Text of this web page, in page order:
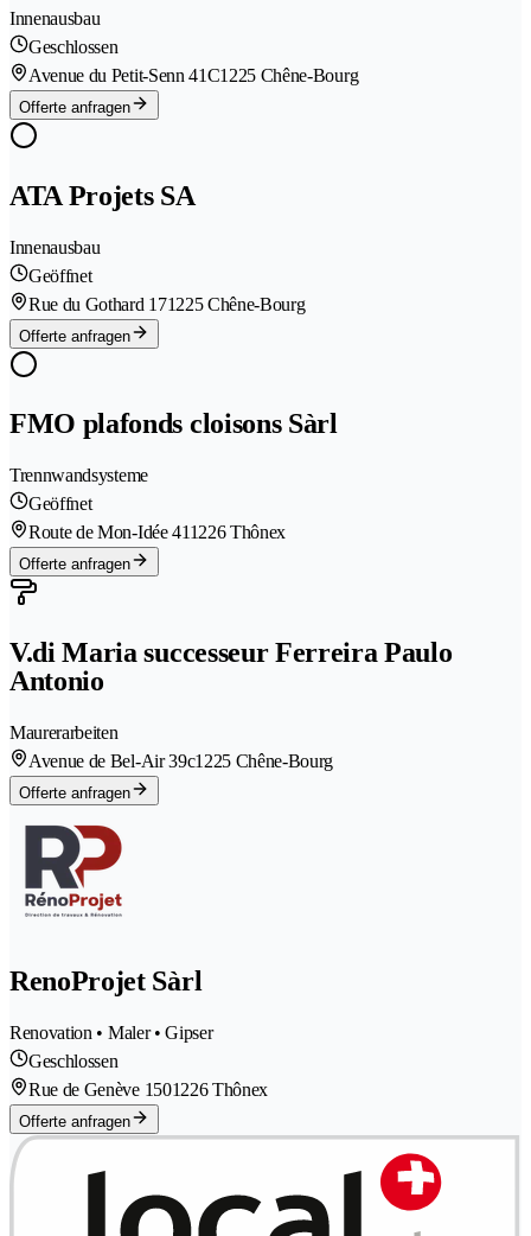
Innenausbau
Geschlossen
Avenue du Petit-Senn 41C1225 Chêne-Bourg
Offerte anfragen
ATA Projets SA
Innenausbau
Geöffnet
Rue du Gothard 171225 Chêne-Bourg
Offerte anfragen
FMO plafonds cloisons Sàrl
Trennwandsysteme
Geöffnet
Route de Mon-Idée 411226 Thônex
Offerte anfragen
V.di Maria successeur Ferreira Paulo
Antonio
Maurerarbeiten
Avenue de Bel-Air 39c1225 Chêne-Bourg
Offerte anfragen
RenoProjet Sàrl
Renovation • Maler • Gipser
Geschlossen
Rue de Genève 1501226 Thônex
Offerte anfragen